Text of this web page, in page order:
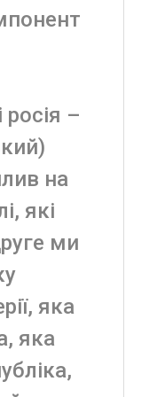
–
на
які
ми
яка
яка